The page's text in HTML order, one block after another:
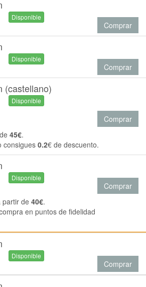
Disponible
Comprar
Disponible
Comprar
(castellano)
Disponible
Comprar
45€.
consigues 0.2€ de descuento.
Disponible
Comprar
partir de 40€.
en puntos de fidelidad
Disponible
Comprar